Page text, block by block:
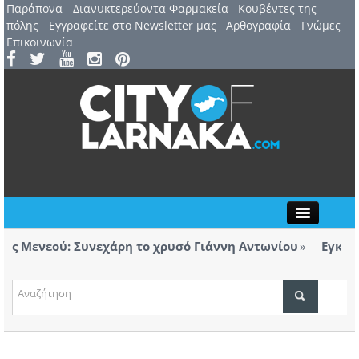
Παράπονα Διανυκτερεύοντα Φαρμακεία
Kουβέντες της
πόλης
Εγγραφείτε στο Newsletter μας Αρθογραφία
Γνώμες
Επικοινωνία
ΤΟΠΙΚΑ ΝΕΑ
Συνεχάρη το χρυσό Γιάννη Αντωνίου
τσιγάρα βρέθηκαν σε ταξί με προορισμό